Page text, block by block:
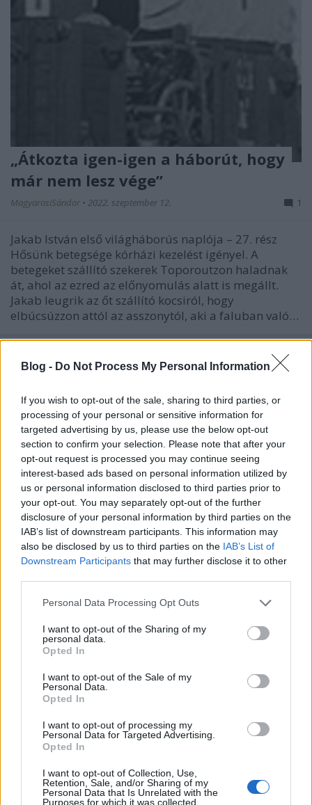
Blog - Do Not Process My Personal Information
If you wish to opt-out of the sale, sharing to third parties, or
processing of your personal or sensitive information for
targeted advertising by us, please use the below opt-out
section to confirm your selection. Please note that after your
opt-out request is processed you may continue seeing
interest-based ads based on personal information utilized by
us or personal information disclosed to third parties prior to
your opt-out. You may separately opt-out of the further
disclosure of your personal information by third parties on the
IAB’s list of downstream participants. This information may
also be disclosed by us to third parties on the IAB’s List of
Downstream Participants that may further disclose it to other
Please note that this website/app uses one or more Google
not limited to your visit or usage behaviour. You may click to
grant or deny consent to Google and its third-party tags to
use your data for below specified purposes in below Google
consent section.
Personal Data Processing Opt Outs
I want to opt-out of the Sharing of my
personal data.
Opted In
I want to opt-out of the Sale of my
Personal Data.
Opted In
I want to opt-out of processing my
Personal Data for Targeted Advertising.
Opted In
I want to opt-out of Collection, Use,
Retention, Sale, and/or Sharing of my
Personal Data that Is Unrelated with the
Purposes for which it was collected.
„Átkozta igen-igen a háborút, hogy
már nem lesz vége”
MagyarosiSándor • 2022. szeptember 12. 1
Jakab István első világháborús naplója – 27. rész
Hősünk betegsége kórházi kezelést igényel. A
betegeket szállító szekerek Toporoutzon haladnak
át, ahol az ezred az előnyomulás alatt is megállt.
Jakab leugrik az őt szállító kocsiról, hogy
elbúcsúzzon attól az asszonytól, aki a faluban való…
Pestszentlőrinc hadiipara
PápaiTamásLászló•2022. június 17.
sorozatom előző részében láthattuk, hogy a
település iparában a XX. század elején négy ágazat
valamint a vas- és gépipar. A mostani részben azt
mutatom be, hogy ezek hogyan álltak a háború